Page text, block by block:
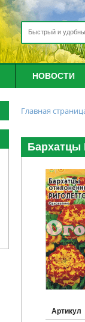
НОВОСТИ
Главная
Бархатцы
Артикул